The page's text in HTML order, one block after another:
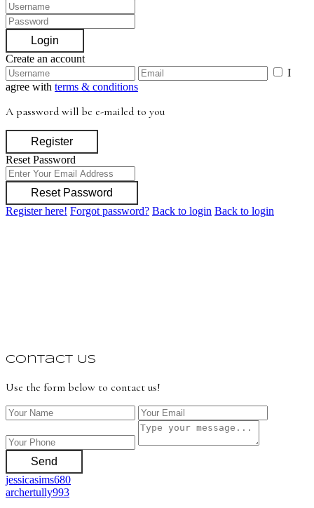
Login
Create an account
I
agree with terms & conditions
A password will be e-mailed to you
Register
Reset Password
Reset Password
Register here! Forgot password? Back to login Back to login
Contact Us
Use the form below to contact us!
Send
jessicasims680
archertully993